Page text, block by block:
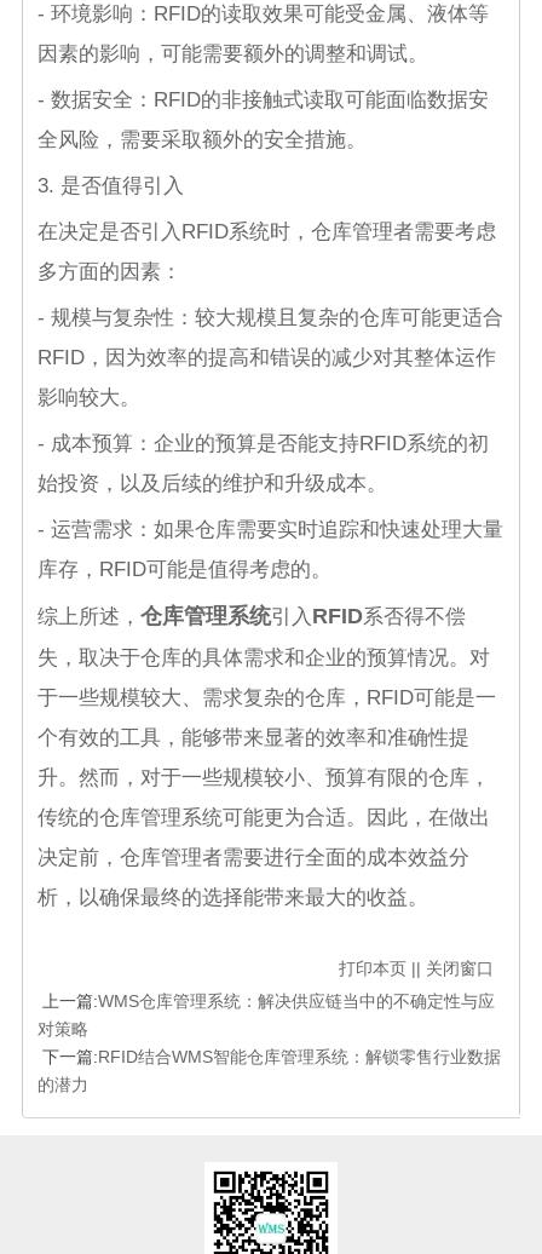
- 环境影响：RFID的读取效果可能受金属、液体等
因素的影响，可能需要额外的调整和调试。
- 数据安全：RFID的非接触式读取可能面临数据安
全风险，需要采取额外的安全措施。
3. 是否值得引入
在决定是否引入RFID系统时，仓库管理者需要考虑
多方面的因素：
- 规模与复杂性：较大规模且复杂的仓库可能更适合
RFID，因为效率的提高和错误的减少对其整体运作
影响较大。
- 成本预算：企业的预算是否能支持RFID系统的初
始投资，以及后续的维护和升级成本。
- 运营需求：如果仓库需要实时追踪和快速处理大量
库存，RFID可能是值得考虑的。
综上所述， 仓库管理系统引入 RFID系否得不偿
失，取决于仓库的具体需求和企业的预算情况。对
于一些规模较大、需求复杂的仓库，RFID可能是一
个有效的工具，能够带来显著的效率和准确性提
升。然而，对于一些规模较小、预算有限的仓库，
传统的仓库管理系统可能更为合适。因此，在做出
决定前，仓库管理者需要进行全面的成本效益分
析，以确保最终的选择能带来最大的收益。
打印本页|| 关闭窗口
上一篇:WMS仓库管理系统：解决供应链当中的不确定性与应
对策略
下一篇:RFID结合WMS智能仓库管理系统：解锁零售行业数据
的潜力